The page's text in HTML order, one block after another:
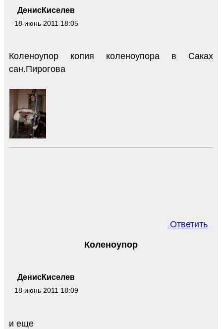
ДенисКиселев
18 июнь 2011 18:05
Коленоупор копия коленоупора в Саках
сан.Пирогова
Ответить
ДенисКиселев
18 июнь 2011 18:09
Коленоупор
и еще